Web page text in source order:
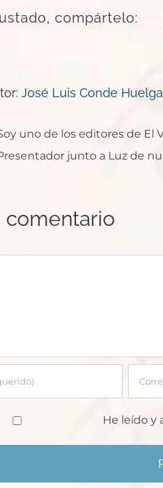
compártelo:
José Luis Conde Huelga
uno de los editores de El
junto a Luz de
comentario
He leído y